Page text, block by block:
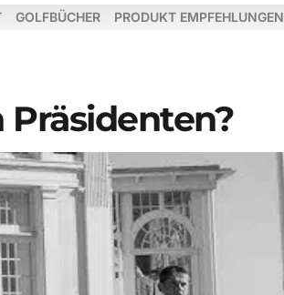
GOLFBÜCHER PRODUKT EMPFEHLUNGEN